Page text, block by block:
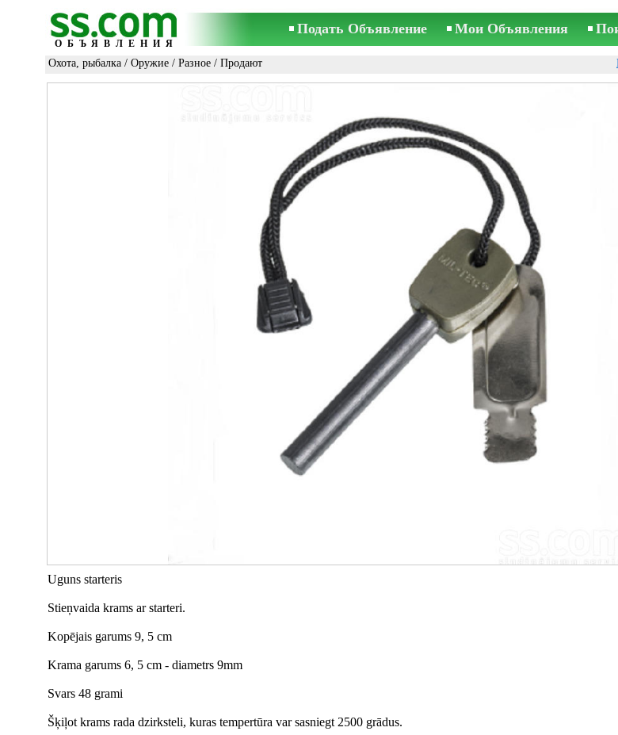
ОБЪЯВЛЕНИЯ
Подать Объявление Мои Объявления
Охота, рыбалка / Оружие / Разное / Продают
Uguns starteris
Stieņvaida krams ar starteri.
Kopējais garums 9, 5 cm
Krama garums 6, 5 cm - diametrs 9mm
Svars 48 grami
Šķiļot krams rada dzirksteli, kuras tempertūra var sasniegt 2500 grādus.